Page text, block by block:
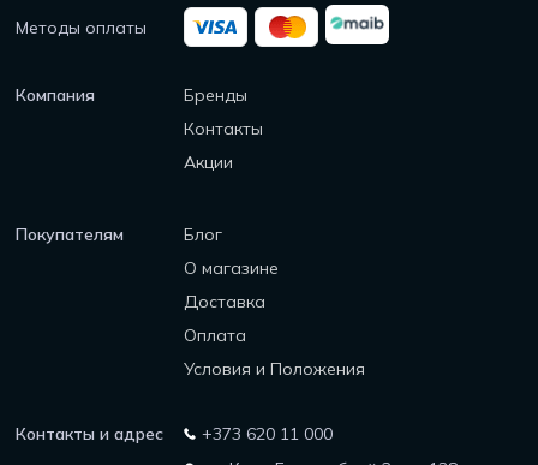
Методы оплаты
Компания
Бренды
Контакты
Акции
Покупателям
Блог
О магазине
Доставка
Оплата
Условия и Положения
Контакты и адрес
+373 620 11 000